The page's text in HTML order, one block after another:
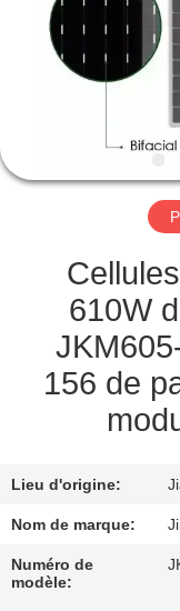
NOUS
VISITE
CONTRÔLE
QUALITÉ
DEMANDE
PLAN
DU
SITE
610W
156 de
Lieu d'origine:
Nom de marque:
Numéro de
modèle: